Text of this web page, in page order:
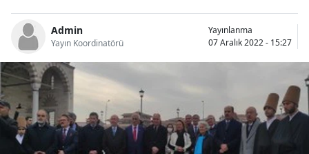
Balıkesir
Bilecik
Bitlis
Bolu
Admin
Yayın Koordinatörü
Yayınlanma
07 Aralık 2022 - 15:27